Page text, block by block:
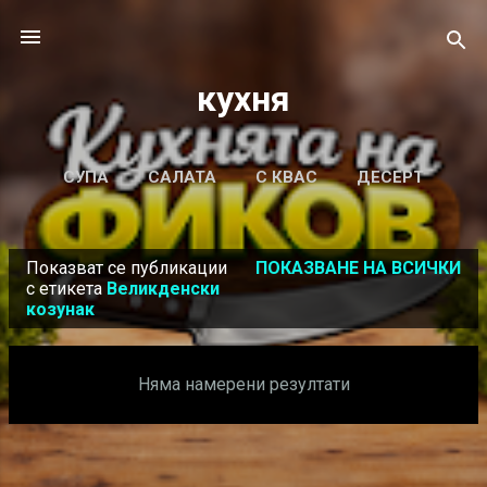
кухня
СУПА САЛАТА С КВАС ДЕСЕРТ
ОЩЕ…
КАЛКУЛАТОР ЗА СЪОТНОШЕНИЕ НА
ХИДРАТАЦИЯ
П
б
к
а
Показват се публикации
с етикета Великденски
козунак
ПОКАЗВАНЕ НА ВСИЧКИ
Няма намерени резултати